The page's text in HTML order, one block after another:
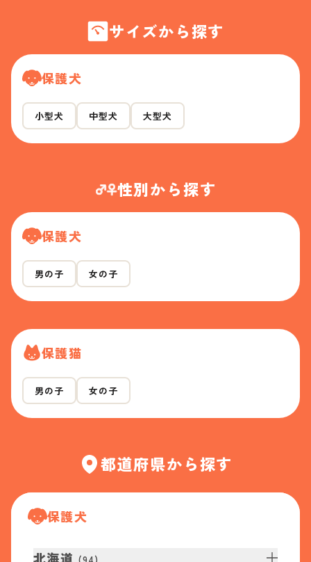
サイズから探す
保護犬
小型犬 中型犬 大型犬
性別から探す
保護犬
男の子 女の子
保護猫
男の子 女の子
都道府県から探す
保護犬
北海道